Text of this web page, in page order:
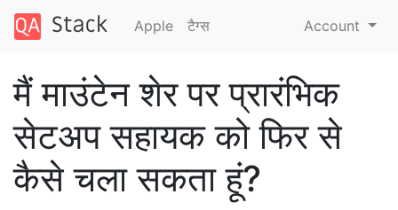
Apple टैग्‍स Account
मैं माउंटेन शेर पर प्रारंभिक
सेटअप सहायक को फिर से
कैसे चला सकता हूं?